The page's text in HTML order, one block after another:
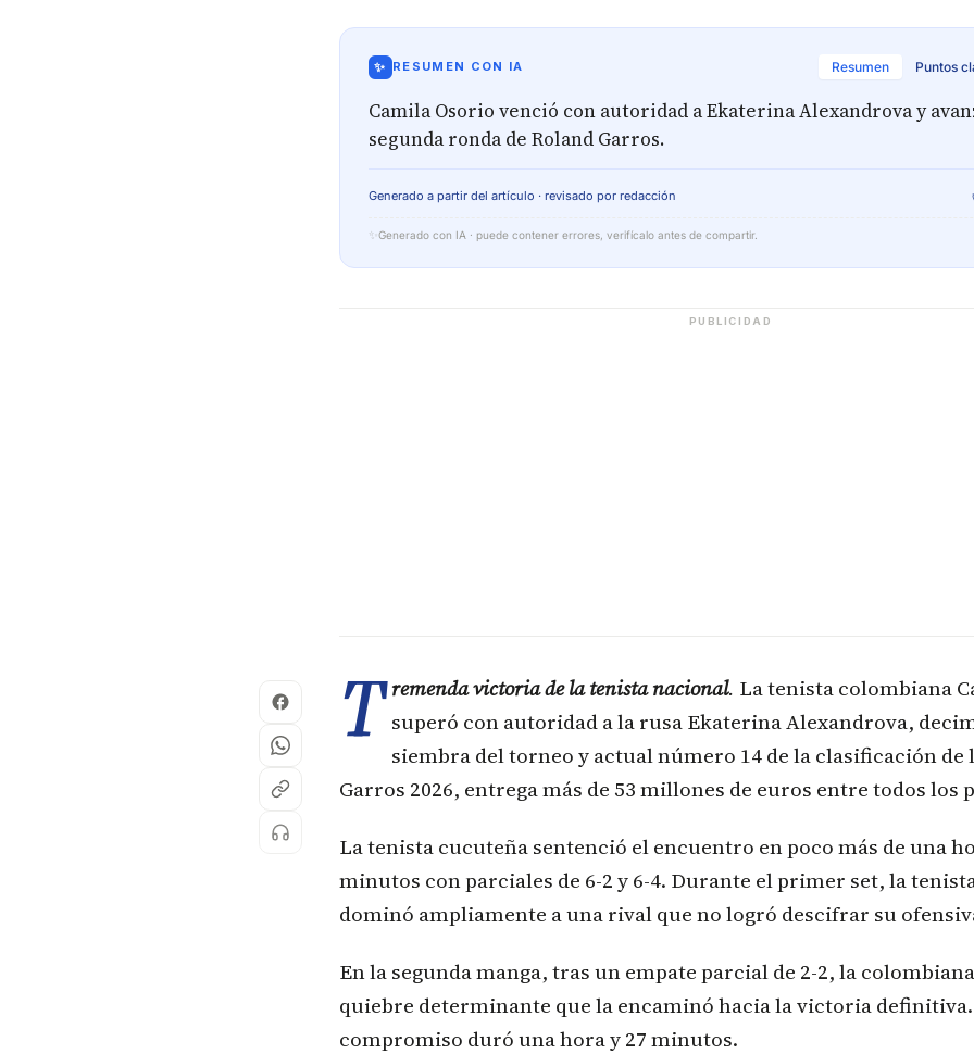
✨ RESUMEN CON IA Resumen Puntos
Camila Osorio venció con autoridad a Ekaterina Alexandrova y
segunda ronda de Roland Garros.
Generado a partir del artículo · revisado por redacción
✨ Generado con IA · puede contener errores, verifícalo antes de compartir.
PUBLICIDAD
T remenda victoria de la tenista nacional. La tenista colombiana
superó con autoridad a la rusa Ekaterina Alexandrova,
siembra del torneo y actual número 14 de la clasificación de
Garros 2026, entrega más de 53 millones de euros entre todos los
La tenista cucuteña sentenció el encuentro en poco más de una
minutos con parciales de 6-2 y 6-4. Durante el primer set, la
dominó ampliamente a una rival que no logró descifrar su
En la segunda manga, tras un empate parcial de 2-2, la
quiebre determinante que la encaminó hacia la victoria
compromiso duró una hora y 27 minutos.